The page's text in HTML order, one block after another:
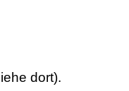
dort).